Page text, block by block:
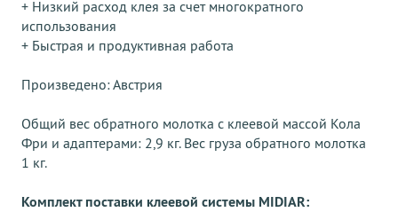
+ Низкий расход клея за счет многократного
использования
+ Быстрая и продуктивная работа
Произведено: Австрия
Общий вес обратного молотка с клеевой массой Кола
Фри и адаптерами: 2,9 кг. Вес груза обратного молотка
1 кг.
Комплект поставки клеевой системы MIDIAR: